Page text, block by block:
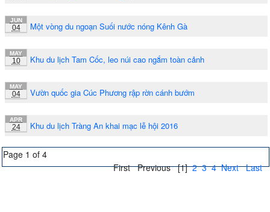
JUN
04 Một vòng du ngoạn Suối nước nóng Kênh Gà
MAY
10 Khu du lịch Tam Cốc, leo núi cao ngắm toàn cảnh
MAY
04 Vườn quốc gia Cúc Phương rập rờn cánh bướm
APR
24 Khu du lịch Tràng An khai mạc lễ hội 2016
Page 1 of 4
First Previous [1] 2 3 4 Next Last